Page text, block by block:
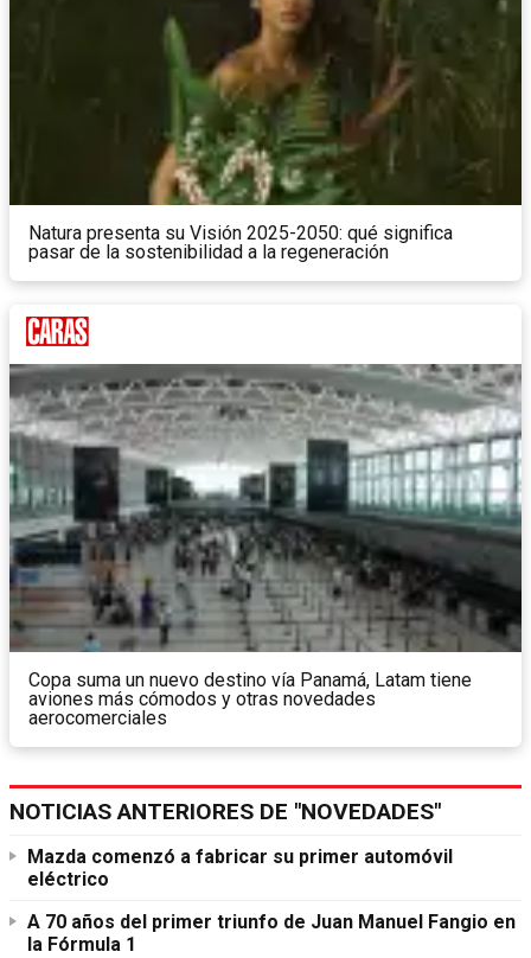
Natura presenta su Visión 2025-2050: qué significa
pasar de la sostenibilidad a la regeneración
Copa suma un nuevo destino vía Panamá, Latam tiene
aviones más cómodos y otras novedades
aerocomerciales
NOTICIAS ANTERIORES DE "NOVEDADES"
Mazda comenzó a fabricar su primer automóvil
eléctrico
A 70 años del primer triunfo de Juan Manuel Fangio en
la Fórmula 1